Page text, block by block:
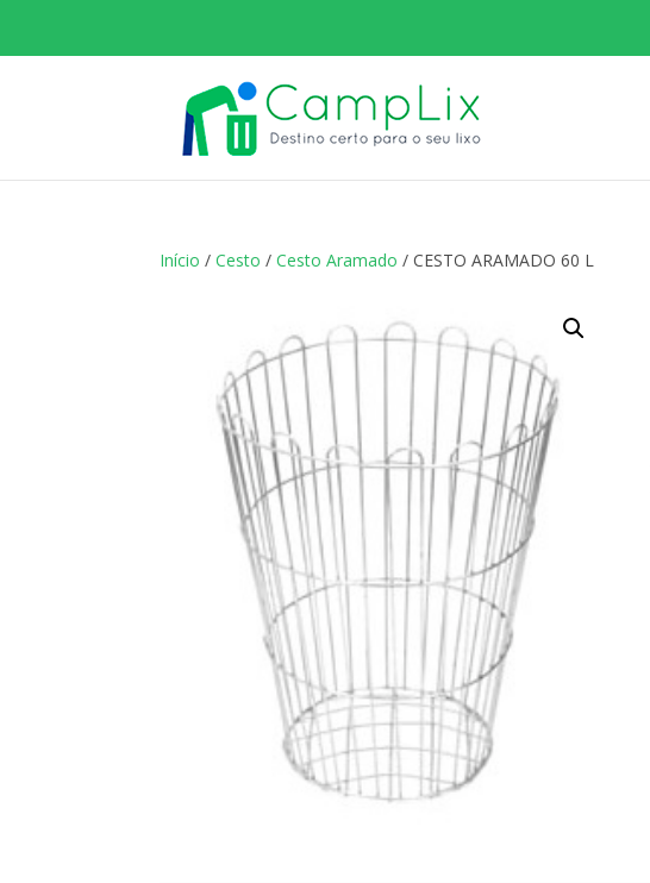
Início /Cesto /Cesto Aramado / CESTO ARAMADO 60 L